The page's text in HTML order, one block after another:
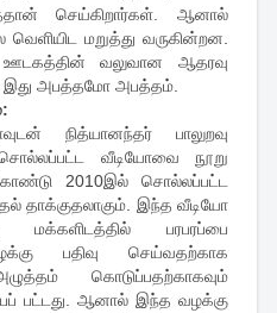
செய்கிறார்கள். ஆனால்
மறுத்து வருகின்றன.
ஊடகத்தின் வலுவான ஆதரவு
இது அபத்தமோ அபத்தம்.
நித்யானந்தர் பாலுறவு
வீடியோவை நூறு
2010இல் சொல்லப்பட்ட
தாக்குதலாகும். இந்த வீடியோ
பரபரப்பை
பதிவு செய்வதற்காக
கொடுப்பதற்காகவும்
பட்டது. ஆனால் இந்த வழக்கு